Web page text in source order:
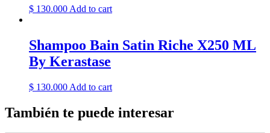
$ 130.000 Add to cart
Shampoo Bain Satin Riche X250 ML
By Kerastase
$ 130.000 Add to cart
También te puede interesar